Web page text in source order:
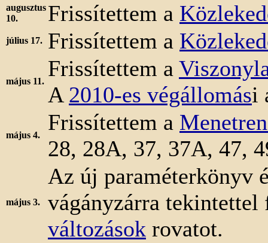
augusztus
10.
Frissítettem a
július 17. Frissítettem a
május 11.
Frissítettem a
A 2010-es végállomási
május 4.
Frissítettem a
28, 28A, 37, 37A, 47,
május 3.
Az új paraméterkönyv
vágányzárra
változások rovatot.